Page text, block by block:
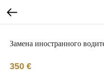
Замена иностранного
350 €